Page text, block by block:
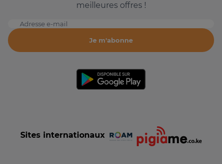
meilleures offres !
Adresse e-mail
Je m'abonne
Sites internationaux